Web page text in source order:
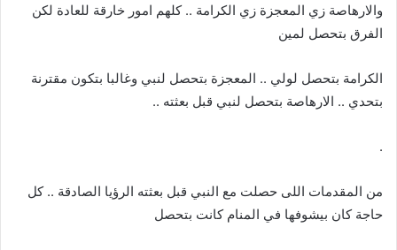
والارهاصة زي المعجزة زي الكرامة .. كلهم امور خارقة للعادة لكن
الفرق بتحصل لمين
الكرامة بتحصل لولي .. المعجزة بتحصل لنبي وغالبا بتكون مقترنة
بتحدي .. الارهاصة بتحصل لنبي قبل بعثته ..
.
من المقدمات اللى حصلت مع النبي قبل بعثته الرؤيا الصادقة .. كل
حاجة كان بيشوفها في المنام كانت بتحصل